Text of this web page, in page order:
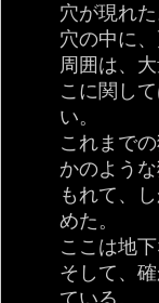
穴が現れた
穴の中に、
周囲は、
こに関し
い。
これまで
かのよう
もれて、
めた。
ここは地
そして、
ている。